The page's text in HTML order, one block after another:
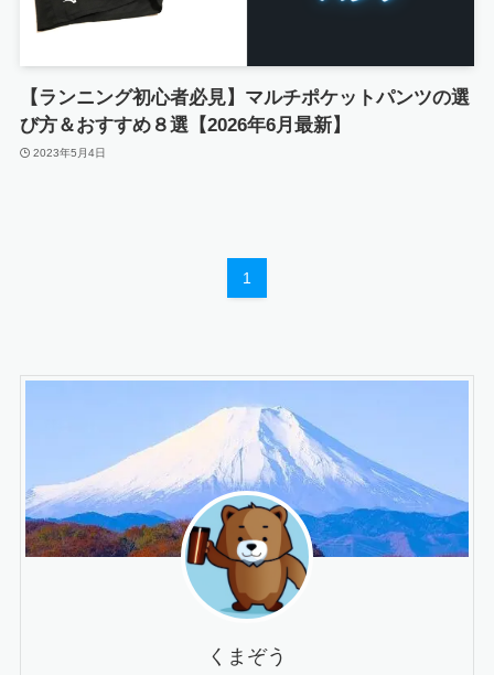
【ランニング初心者必見】マルチポケットパンツの選
び方＆おすすめ８選【2026年6月最新】
2023年5月4日
1
くまぞう